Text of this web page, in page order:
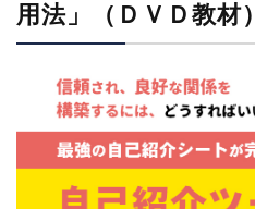
用法」（ＤＶＤ教材）